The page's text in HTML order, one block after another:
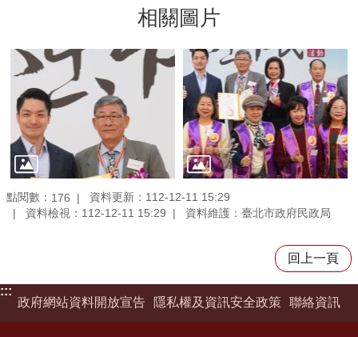
相關圖片
點閱數： 176
資料更新：112-12-11 15:29
資料檢視：112-12-11 15:29
資料維護：臺北市政府民政局
回上一頁
:::
政府網站資料開放宣告
隱私權及資訊安全政策 聯絡資訊